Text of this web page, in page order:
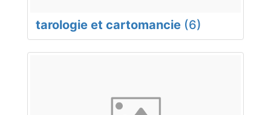
tarologie et cartomancie (6)